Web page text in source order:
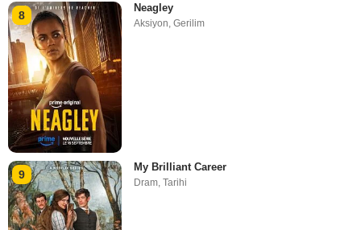
8
Neagley
Aksiyon ,Gerilim
9
My Brilliant Career
Dram,Tarihi